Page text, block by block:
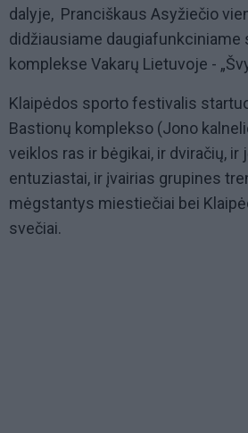
dalyje, Pranciškaus Asyžiečio
didžiausiame daugiafunkciniame
komplekse Vakarų Lietuvoje - „
Klaipėdos sporto festivalis
Bastionų komplekso (Jono
veiklos ras ir bėgikai, ir dviračių,
entuziastai, ir įvairias grupines
mėgstantys miestiečiai bei
svečiai.